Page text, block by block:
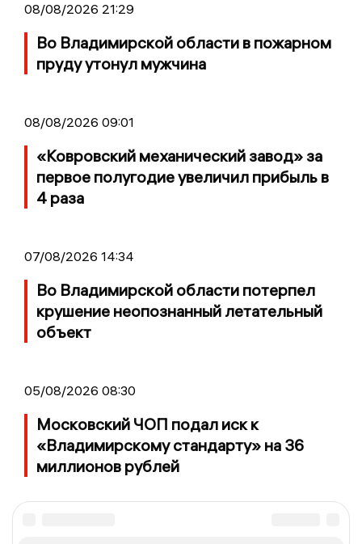
08/08/2026 21:29
Во Владимирской области в пожарном
пруду утонул мужчина
08/08/2026 09:01
«Ковровский механический завод» за
первое полугодие увеличил прибыль в
4 раза
07/08/2026 14:34
Во Владимирской области потерпел
крушение неопознанный летательный
объект
05/08/2026 08:30
Московский ЧОП подал иск к
«Владимирскому стандарту» на 36
миллионов рублей